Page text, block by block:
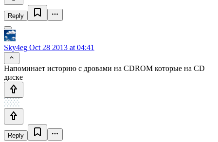
Reply
Sky4eg Oct 28 2013 at 04:41
Напоминает историю с дровами на CDROM которые на CD
диске
Reply